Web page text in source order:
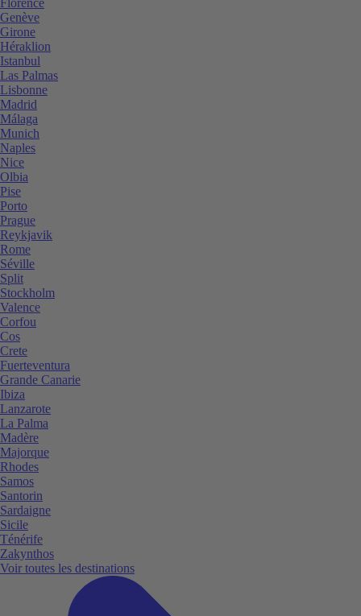
Genève
Girone
Héraklion
Istanbul
Las Palmas
Lisbonne
Madrid
Málaga
Munich
Naples
Nice
Olbia
Pise
Porto
Prague
Reykjavik
Rome
Séville
Split
Stockholm
Valence
Corfou
Cos
Crete
Fuerteventura
Grande Canarie
Ibiza
Lanzarote
La Palma
Madère
Majorque
Rhodes
Samos
Santorin
Sardaigne
Sicile
Ténérife
Zakynthos
Voir toutes les destinations